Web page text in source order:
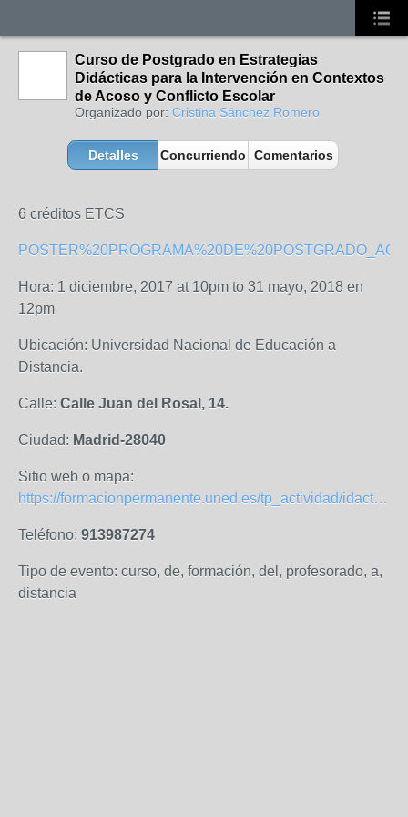
Curso de Postgrado en Estrategias
Didácticas para la Intervención en Contextos
de Acoso y Conflicto Escolar
Organizado por: Cristina Sánchez Romero
Detalles Concurriendo Comentarios
6 créditos ETCS
Hora: 1 diciembre, 2017 at 10pm to 31 mayo, 2018 en
12pm
Ubicación: Universidad Nacional de Educación a
Distancia.
Calle: Calle Juan del Rosal, 14.
Ciudad: Madrid-28040
Sitio web o mapa:
https://formacionpermanente.uned.es/tp_actividad/idactividad/9784
Teléfono: 913987274
Tipo de evento: curso, de, formación, del, profesorado, a,
distancia